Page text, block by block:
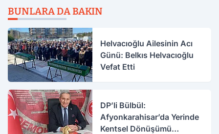
BUNLARA DA BAKIN
Helvacıoğlu Ailesinin Acı
Günü: Belkıs Helvacıoğlu
Vefat Etti
DP’li Bülbül:
Afyonkarahisar’da Yerinde
Kentsel Dönüşümü